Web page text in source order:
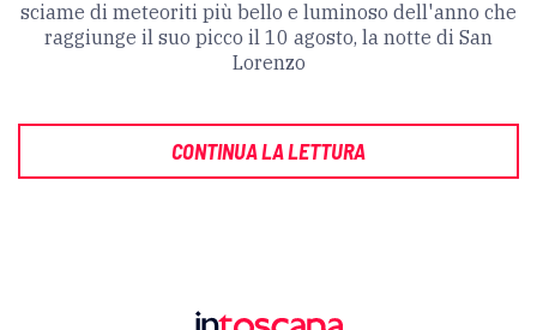
sciame di meteoriti più bello e luminoso dell'anno che
raggiunge il suo picco il 10 agosto, la notte di San
Lorenzo
CONTINUA LA LETTURA